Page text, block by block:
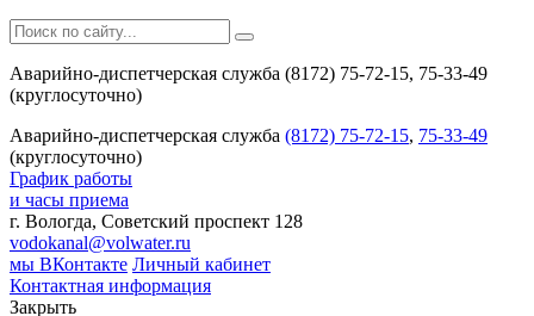
Аварийно-диспетчерская служба (8172) 75-72-15, 75-33-49
(круглосуточно)
Аварийно-диспетчерская служба (8172) 75-72-15, 75-33-49
(круглосуточно)
График работы
и часы приема
г. Вологда, Советский проспект 128
vodokanal@volwater.ru
мы ВКонтакте Личный кабинет
Контактная информация
Закрыть